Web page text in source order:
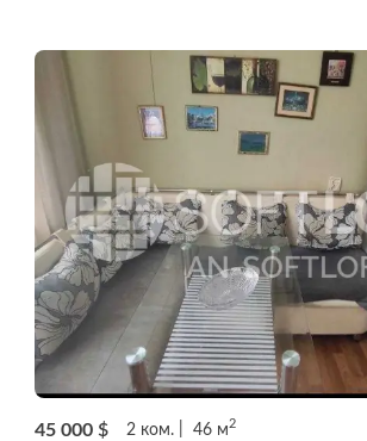
45 000 $ 2 ком. 46 м2